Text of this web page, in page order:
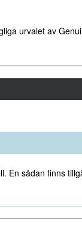
urvalet av
En sådan finns